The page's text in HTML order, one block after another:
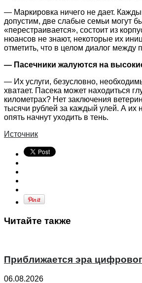
— Маркировка ничего не дает.
допустим, две слабые семьи могут
«перестраивается», состоит из
нюансов не знают, некоторые их
отметить, что в целом диалог
— Пасечники жалуются на
— Их услуги, безусловно,
хватает. Пасека может находиться
километрах? Нет заключения
тысячи рублей за каждый улей. А их
опять начнут уходить в тень.
Источник
Читайте также
Приближается эра
06.08.2026